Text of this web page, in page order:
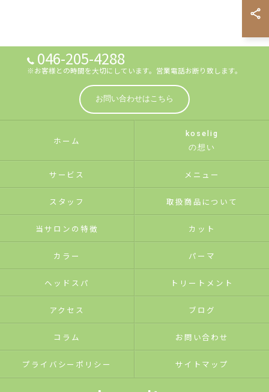
046-205-4288
※お客様との時間を大切にしています。営業電話お断り致します。
お問い合わせはこちら
ホーム
koselig
の想い
サービス メニュー
スタッフ 取扱商品について
当サロンの特徴 カット
カラー パーマ
ヘッドスパ トリートメント
アクセス ブログ
コラム お問い合わせ
プライバシーポリシー サイトマップ